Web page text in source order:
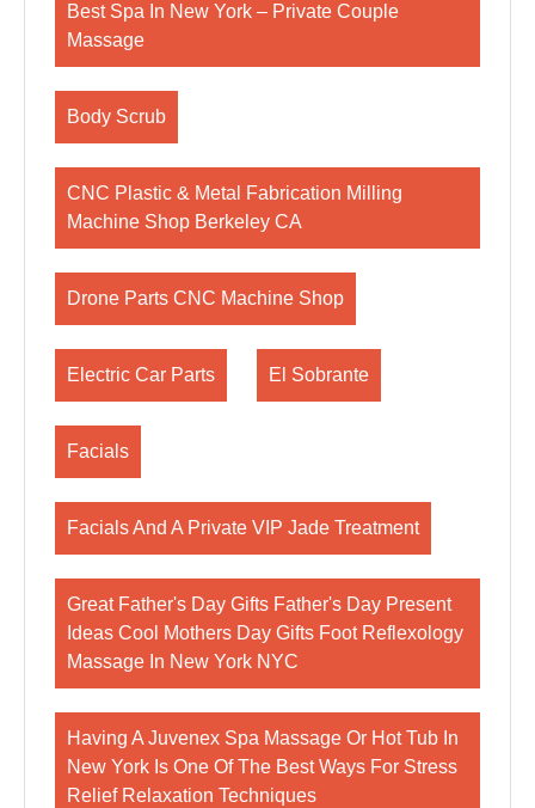
Best Spa In New York – Private Couple
Massage
Body Scrub
CNC Plastic & Metal Fabrication Milling
Machine Shop Berkeley CA
Drone Parts CNC Machine Shop
Electric Car Parts El Sobrante
Facials
Facials And A Private VIP Jade Treatment
Great Father's Day Gifts Father's Day Present
Ideas Cool Mothers Day Gifts Foot Reflexology
Massage In New York NYC
Having A Juvenex Spa Massage Or Hot Tub In
New York Is One Of The Best Ways For Stress
Relief Relaxation Techniques